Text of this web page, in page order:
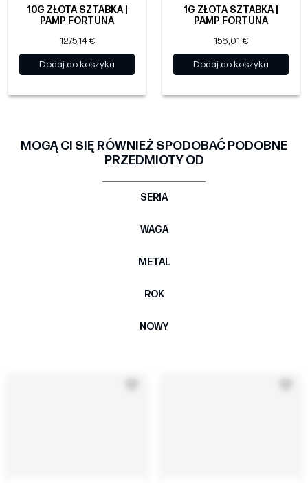
10G ZŁOTA SZTABKA |
PAMP FORTUNA
1275,14 €
Dodaj do koszyka
1G ZŁOTA SZTABKA |
PAMP FORTUNA
156,01 €
Dodaj do koszyka
MOGĄ CI SIĘ RÓWNIEŻ SPODOBAĆ PODOBNE
PRZEDMIOTY OD
SERIA
WAGA
METAL
ROK
NOWY